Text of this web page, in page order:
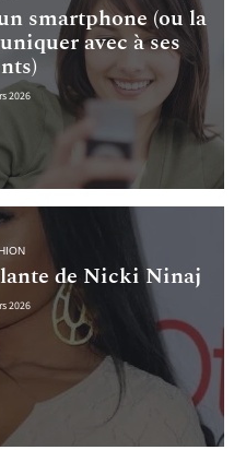
smartphone (ou la
avec à ses
2026
de Nicki Ninaj
2026